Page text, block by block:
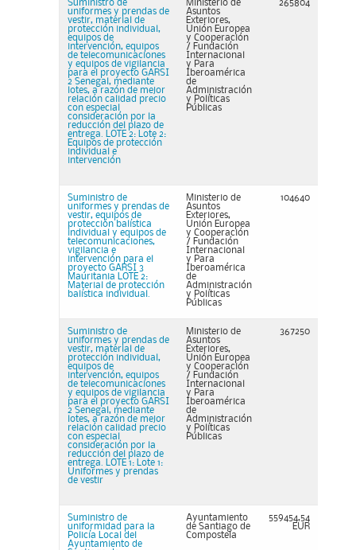
Suministro de
uniformes y prendas de
vestir, material de
protección individual,
equipos de
intervención, equipos
de telecomunicaciones
y equipos de vigilancia
para el proyecto GARSI
2 Senegal, mediante
lotes, a razón de mejor
relación calidad precio
con especial
consideración por la
reducción del plazo de
entrega. LOTE 2: Lote 2:
Equipos de protección
individual e
intervención
Ministerio de
Asuntos
Exteriores,
Unión Europea
y Cooperación
/ Fundación
Internacional
y Para
Iberoamérica
de
Administración
y Políticas
Públicas
265804
Suministro de
uniformes y prendas de
vestir, equipos de
protección balística
individual y equipos de
telecomunicaciones,
vigilancia e
intervención para el
proyecto GARSI 3
Mauritania LOTE 2:
Material de protección
balística individual.
Ministerio de
Asuntos
Exteriores,
Unión Europea
y Cooperación
/ Fundación
Internacional
y Para
Iberoamérica
de
Administración
y Políticas
Públicas
104640
Suministro de
uniformes y prendas de
vestir, material de
protección individual,
equipos de
intervención, equipos
de telecomunicaciones
y equipos de vigilancia
para el proyecto GARSI
2 Senegal, mediante
lotes, a razón de mejor
relación calidad precio
con especial
consideración por la
reducción del plazo de
entrega. LOTE 1: Lote 1:
Uniformes y prendas
de vestir
Ministerio de
Asuntos
Exteriores,
Unión Europea
y Cooperación
/ Fundación
Internacional
y Para
Iberoamérica
de
Administración
y Políticas
Públicas
367250
Suministro de
uniformidad para la
Policía Local del
Ayuntamiento de
Ayuntamiento
de Santiago de
Compostela
559454,54
EUR